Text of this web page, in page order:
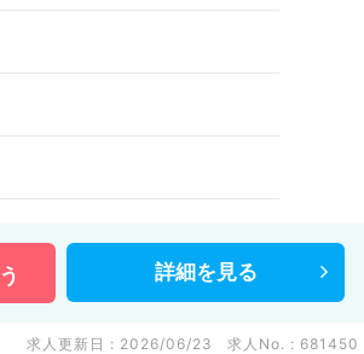
詳細を 見る
求人更新日 : 2026/06/23 求人No. : 681450